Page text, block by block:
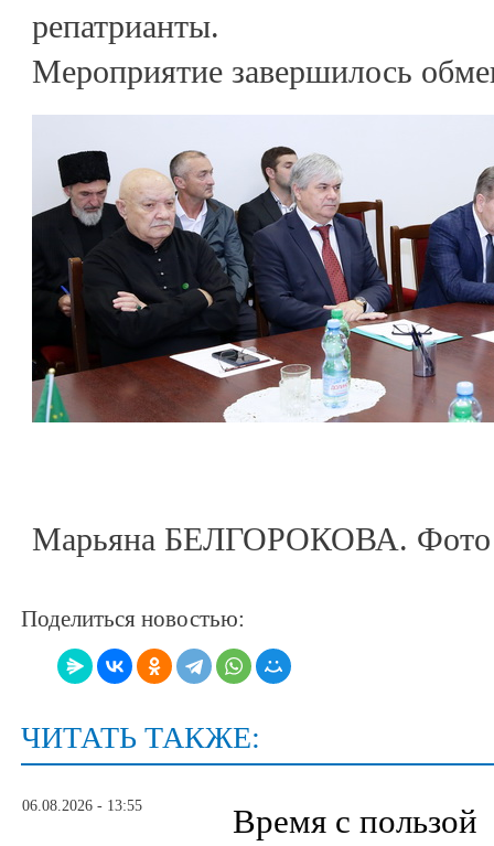
репатрианты.
Мероприятие завершилось
Марьяна БЕЛГОРОКОВА. Фото
Поделиться новостью:
ЧИТАТЬ ТАКЖЕ:
06.08.2026 - 13:55 Время с пользой